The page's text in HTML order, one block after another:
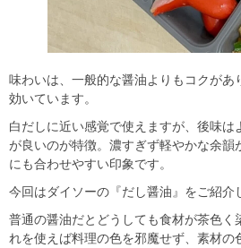
味わいは、一般的な醤油よりもコクがあ
効いています。
白だしに近い感覚で使えますが、後味は
が良いのが特徴。濃すぎず軽やかな余韻
にも合わせやすい印象です。
今回はダイソーの『だし醤油』をご紹介
普通の醤油だとどうしても食材が茶色く
れを使えば料理の色を邪魔せず、素材の